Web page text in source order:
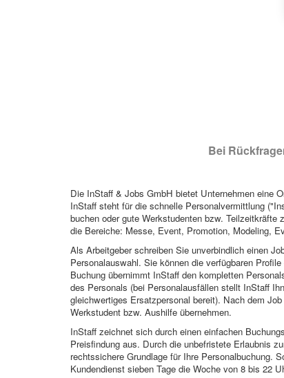
Bei
Die InStaff & Jobs GmbH bietet Unternehmen eine
InStaff steht für die schnelle Personalvermittlung
buchen oder gute Werkstudenten bzw.
die Bereiche: Messe, Event, Promotion, Modeling,
Als Arbeitgeber schreiben Sie unverbindlich einen
Personalauswahl. Sie können die verfügbaren
Buchung übernimmt InStaff den kompletten
des Personals (bei Personalausfällen stellt InStaff
gleichwertiges Ersatzpersonal bereit). Nach dem
Werkstudent bzw. Aushilfe übernehmen.
InStaff zeichnet sich durch einen einfachen
Preisfindung aus. Durch die unbefristete Erlaubnis
rechtssichere Grundlage für Ihre Personalbuchung.
Kundendienst sieben Tage die Woche von 8 bis 22